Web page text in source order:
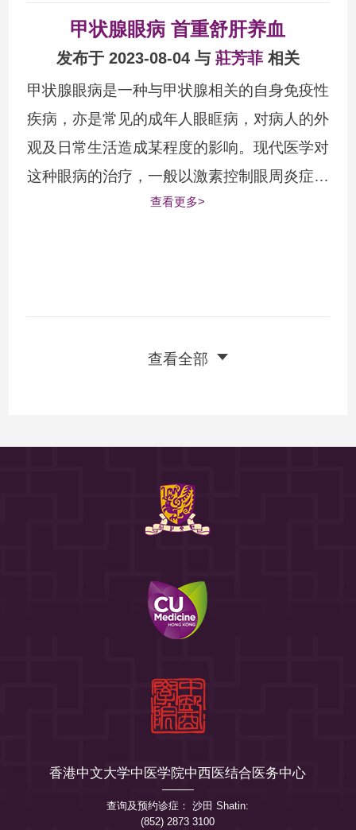
甲状腺眼病 首重舒肝养血
发布于 2023-08-04 与 莊芳菲 相关
甲状腺眼病是一种与甲状腺相关的自身免疫性
疾病，亦是常见的成年人眼眶病，对病人的外
观及日常生活造成某程度的影响。现代医学对
这种眼病的治疗，一般以激素控制眼周炎症及
水肿，又或必要时配合手术治疗。近年不少研
查看更多>
查看全部
香港中文大学中医学院中西医结合医务中心
查询及预约诊症： 沙田 Shatin:
(852) 2873 3100